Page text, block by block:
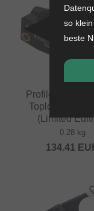
Profile Racing
Topload
(Limited
0.28 kg
134.41
so
beste